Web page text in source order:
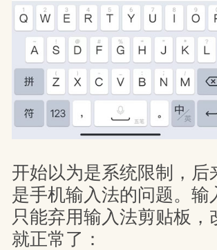
开始以为是系统限制，
是手机输入法的问题。
只能弃用输入法剪贴板
就正常了：